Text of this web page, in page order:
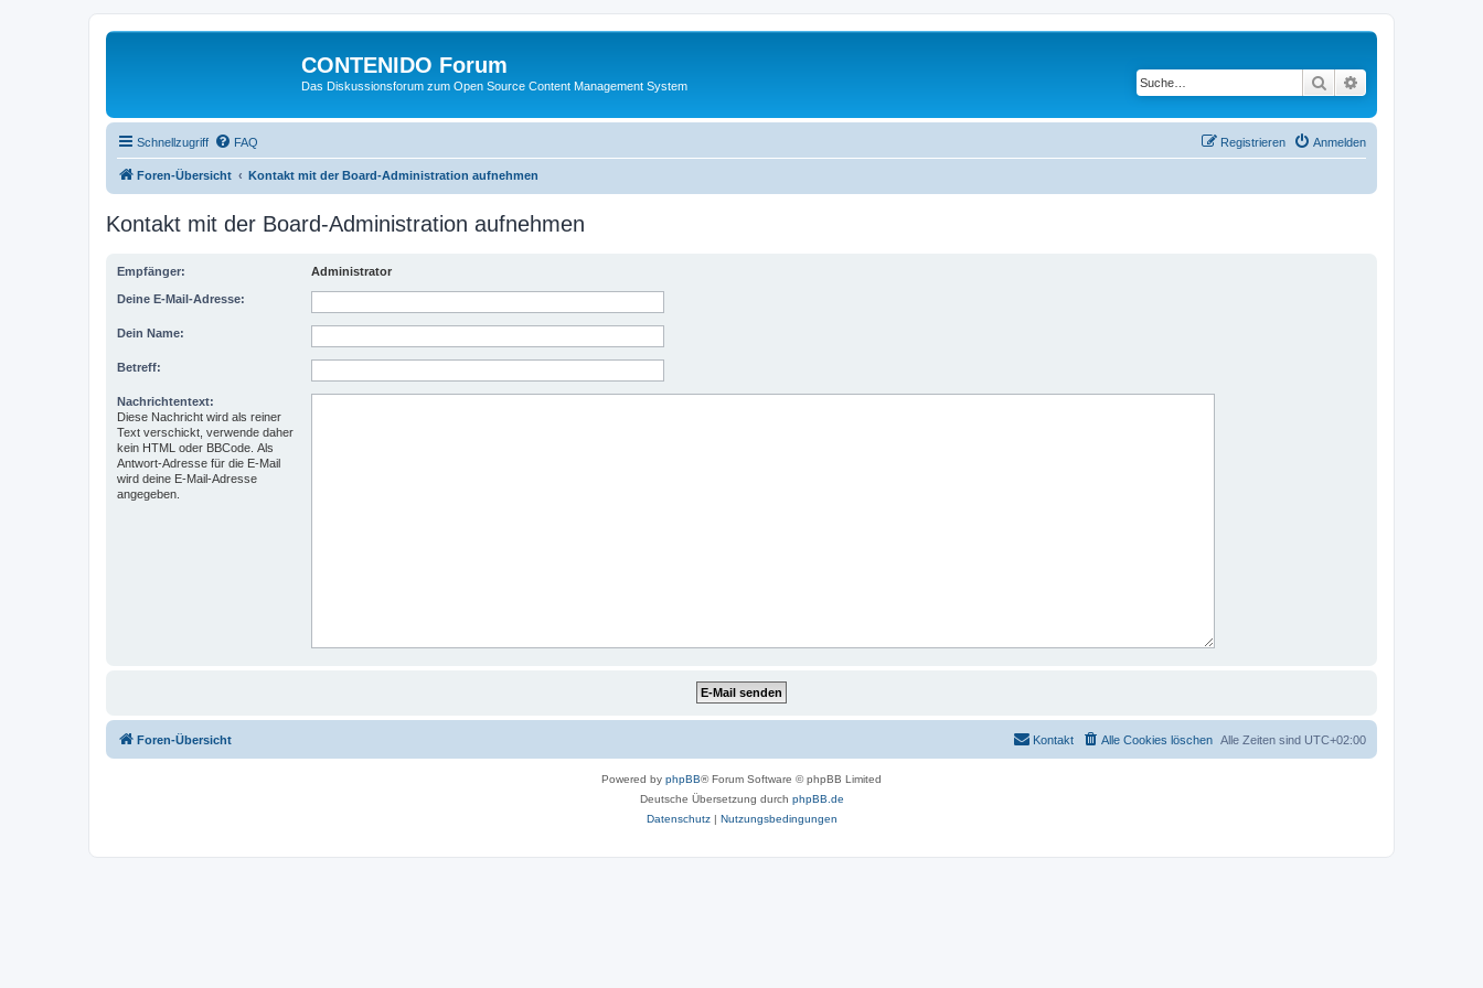
CONTENIDO Forum
Das Diskussionsforum zum Open Source Content Management System Suche
Schnellzugriff FAQ Anmelden
Registrieren
Foren-Übersicht Kontakt mit der Board-Administration aufnehmen
Kontakt mit der Board-Administration aufnehmen
Empfänger: Administrator
Deine E-Mail-Adresse:
Dein Name:
Betreff:
Nachrichtentext:
Diese Nachricht wird als reiner
Text verschickt, verwende daher
kein HTML oder BBCode. Als
Antwort-Adresse für die E-Mail
wird deine E-Mail-Adresse
angegeben.
Foren-Übersicht Alle Zeiten sind UTC+02:00
Alle Cookies löschen
Kontakt
Powered by phpBB® Forum Software © phpBB Limited
Deutsche Übersetzung durch phpBB.de
Datenschutz| Nutzungsbedingungen